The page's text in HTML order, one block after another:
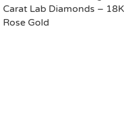
Carat Lab Diamonds – 18K
Rose Gold